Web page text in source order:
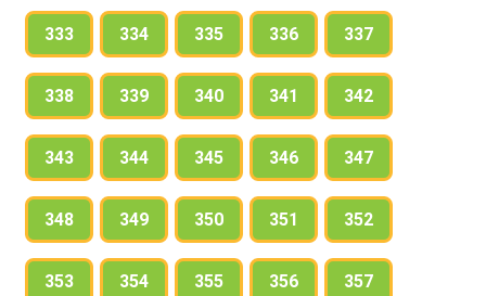
333 334 335 336 337
338 339 340 341 342
343 344 345 346 347
348 349 350 351 352
353 354 355 356 357